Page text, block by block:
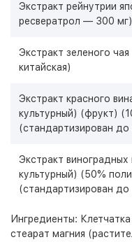
Экстракт рейнутрии
ресвератрол — 300 мг)
Экстракт зеленого
китайская)
Экстракт красного
культурный) (фрукт)
(стандартизирован
Экстракт
культурный) (50%
(стандартизирован
Ингредиенты:
стеарат магния